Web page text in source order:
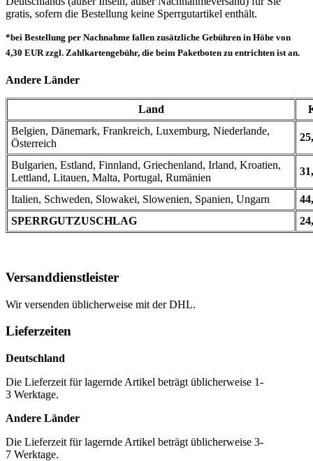
gratis, sofern die Bestellung keine Sperrgutartikel enthält.
*bei Bestellung per Nachnahme fallen zusätzliche Gebühren in Höhe von
4,30 EUR zzgl. Zahlkartengebühr, die beim Paketboten zu entrichten ist an.
Andere Länder
Land
Belgien, Dänemark, Frankreich, Luxemburg, Niederlande,
Österreich
Bulgarien, Estland, Finnland, Griechenland, Irland, Kroatien,
Lettland, Litauen, Malta, Portugal, Rumänien
Italien, Schweden, Slowakei, Slowenien, Spanien, Ungarn
SPERRGUTZUSCHLAG
Versanddienstleister
Wir versenden üblicherweise mit der DHL.
Lieferzeiten
Deutschland
Die Lieferzeit für lagernde Artikel beträgt üblicherweise 1-
3 Werktage.
Andere Länder
Die Lieferzeit für lagernde Artikel beträgt üblicherweise 3-
7 Werktage.